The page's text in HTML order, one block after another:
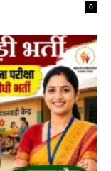
0